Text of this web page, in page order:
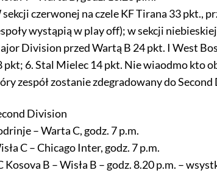
sekcji czerwonej na czele KF Tirana 33 pkt.,
wystąpią w play off); w sekcji
Division przed Wartą B 24 pkt. I West
pkt; 6. Stal Mielec 14 pkt. Nie wiaodmo kto
zespół zostanie zdegradowany do
Division
– Warta C, godz. 7 p.m.
C – Chicago Inter, godz. 7 p.m.
Kosova B – Wisła B – godz. 8.20 p.m. –